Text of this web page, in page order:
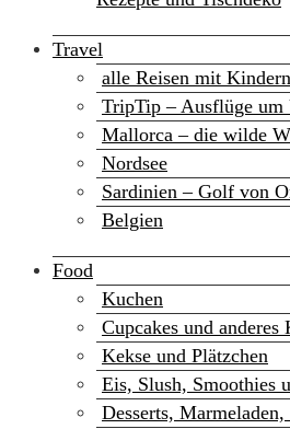
Travel
alle Reisen mit Kindern
TripTip – Ausflüge um
Mallorca – die wilde
Nordsee
Sardinien – Golf von
Belgien
Food
Kuchen
Cupcakes und anderes
Kekse und Plätzchen
Eis, Slush, Smoothies
Desserts,